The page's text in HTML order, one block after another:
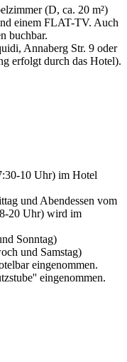
(D, ca. 20 m²)
einem FLAT-TV. Auch
buchbar.
Annaberg Str. 9 oder
erfolgt durch das Hotel).
10 Uhr) im Hotel
und Abendessen vom
20 Uhr) wird im
Sonntag)
und Samstag)
eingenommen.
eingenommen.